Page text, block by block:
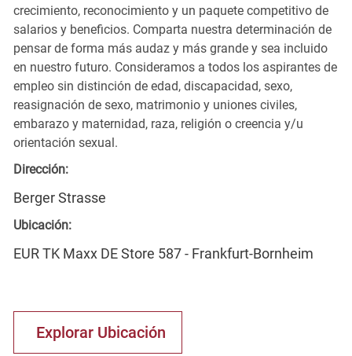
crecimiento, reconocimiento y un paquete competitivo de
salarios y beneficios. Comparta nuestra determinación de
pensar de forma más audaz y más grande y sea incluido
en nuestro futuro. Consideramos a todos los aspirantes de
empleo sin distinción de edad, discapacidad, sexo,
reasignación de sexo, matrimonio y uniones civiles,
embarazo y maternidad, raza, religión o creencia y/u
orientación sexual.
Dirección:
Berger Strasse
Ubicación:
EUR TK Maxx DE Store 587 - Frankfurt-Bornheim
Explorar Ubicación